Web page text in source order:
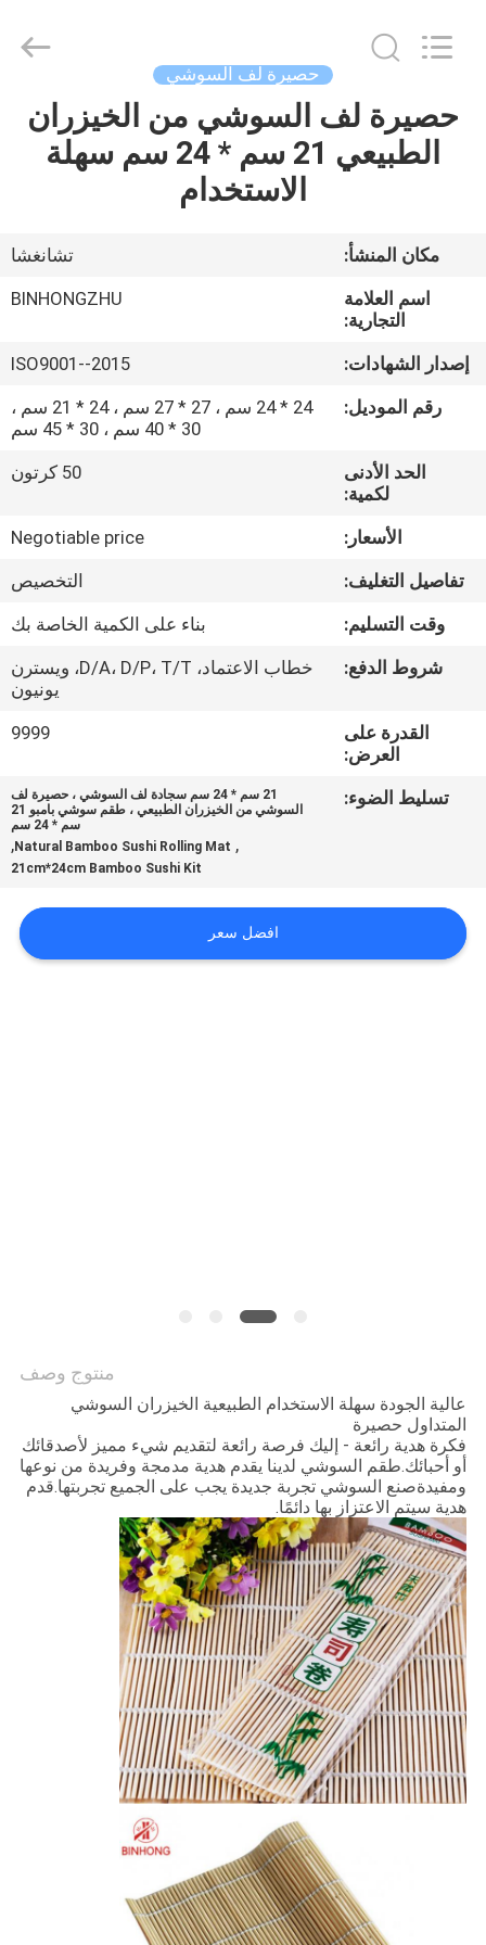
مسكن
معلومات
جولة
الجودة
اتصل
أخبار
خريطة
POLICY
Reserved.
حصيرة لف السوشي
حصيرة لف السوشي من الخيزران
الطبيعي 21 سم * 24 سم سهلة
الاستخدام
مكان المنشأ:
تشانغشا
اسم العلامة
التجارية:
BINHONGZHU
إصدار الشهادات:
ISO9001--2015
رقم الموديل:
24 * 24 سم ، 27 * 27 سم ، 24 * 21 سم ،
30 * 40 سم ، 30 * 45 سم
الحد الأدنى
لكمية:
50 كرتون
الأسعار:
Negotiable price
تفاصيل التغليف:
التخصيص
وقت التسليم:
بناء على الكمية الخاصة بك
شروط الدفع:
خطاب الاعتماد، D/A، D/P، T/T، ويسترن
يونيون
القدرة على
العرض:
9999
تسليط الضوء:
21 سم * 24 سم سجادة لف السوشي ، حصيرة لف
السوشي من الخيزران الطبيعي ، طقم سوشي بامبو 21
سم * 24 سم
,
Natural Bamboo Sushi Rolling Mat
,
21cm*24cm Bamboo Sushi Kit
افضل سعر
منتوج وصف
عالية الجودة سهلة الاستخدام الطبيعية الخيزران السوشي
المتداول حصيرة
فكرة هدية رائعة - إليك فرصة رائعة لتقديم شيء مميز لأصدقائك
أو أحبائك.طقم السوشي لدينا يقدم هدية مدمجة وفريدة من نوعها
ومفيدةصنع السوشي تجربة جديدة يجب على الجميع تجربتها.قدم
هدية سيتم الاعتزاز بها دائمًا.